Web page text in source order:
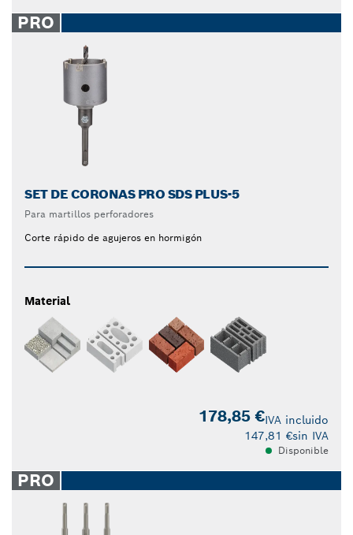
PRO
SET DE CORONAS PRO SDS PLUS-5
Para martillos perforadores
Corte rápido de agujeros en hormigón
Material
178,85 €IVA incluido
147,81 €sin IVA
Disponible
PRO